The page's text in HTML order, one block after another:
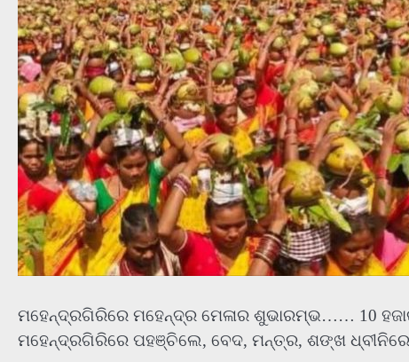
ମହେନ୍ଦ୍ରଗିରିରେ ମହେନ୍ଦ୍ର ମେଳାର ଶୁଭାରମ୍ଭ…… 10
ମହେନ୍ଦ୍ରଗିରିରେ ପହଞ୍ଚିଲେ, ବେଦ, ମନ୍ତ୍ର, ଶଙ୍ଖ